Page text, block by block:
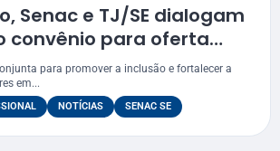
Senac e TJ/SE dialogam
convênio para oferta
para promover a inclusão e fortalecer a
em...
NOTÍCIAS SENAC SE